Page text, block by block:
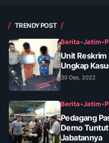
TRENDY POST
Berita•Jatim•
Unit
Ungkap
30 Des, 2022
Berita•Jatim•
Pedagang
Demo
Jabatannya